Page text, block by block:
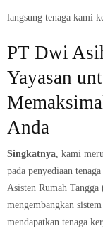
langsung tenaga kami
PT Dwi
Yayasan
Anda
Singkatnya , kami
pada penyediaan
Asisten Rumah
mengembangkan
mendapatkan tenaga